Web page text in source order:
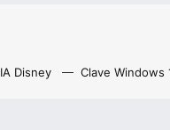
IA Disney Clave Windows